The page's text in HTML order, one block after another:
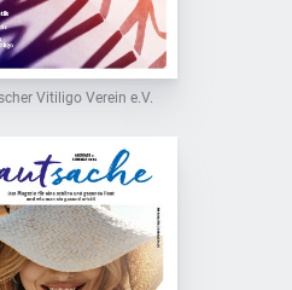
Vitiligo Verein e.V.